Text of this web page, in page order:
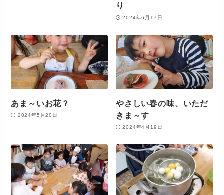
り
2024年6月17日
あま～いお花？
2024年5月20日
やさしい春の味、いただ
きま～す
2024年4月19日